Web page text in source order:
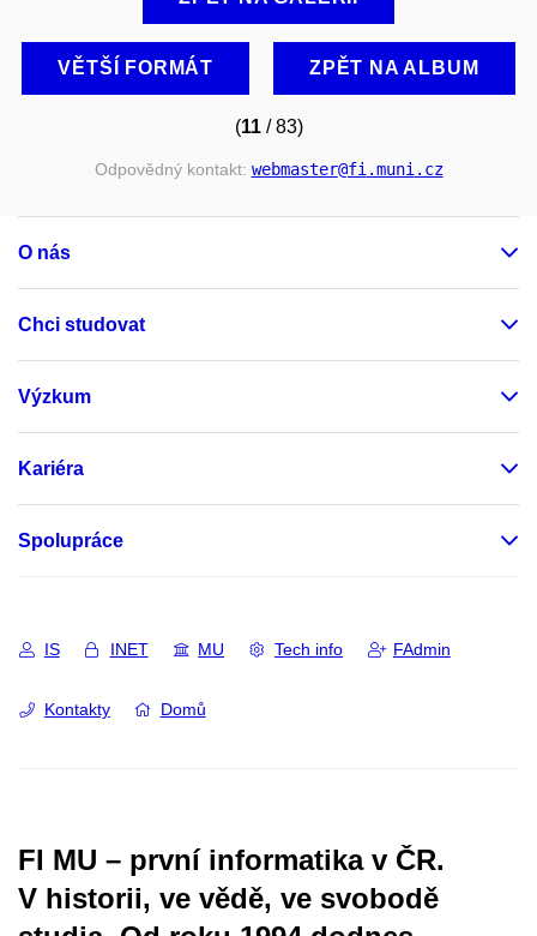
VĚTŠÍ FORMÁT ZPĚT NA ALBUM
(11/ 83)
Odpovědný kontakt: webmaster@fi .muni .cz
O nás
Chci studovat
Výzkum
Kariéra
Spolupráce
IS INET MU Tech info FAdmin
Kontakty Domů
FI MU – první informatika v ČR.
V historii, ve vědě, ve svobodě